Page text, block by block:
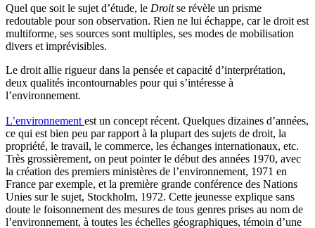
Quel que soit le sujet d’étude, le Droitse révèle un prisme
redoutable pour son observation. Rien ne lui échappe, car le droit est
multiforme, ses sources sont multiples, ses modes de mobilisation
divers et imprévisibles.
Le droit allie rigueur dans la pensée et capacité d’interprétation,
deux qualités incontournables pour qui s’intéresse à
l’environnement.
L’environnement est un concept récent. Quelques dizaines d’années,
ce qui est bien peu par rapport à la plupart des sujets de droit, la
propriété, le travail, le commerce, les échanges internationaux, etc.
Très grossièrement, on peut pointer le début des années 1970, avec
la création des premiers ministères de l’environnement, 1971 en
France par exemple, et la première grande conférence des Nations
Unies sur le sujet, Stockholm, 1972. Cette jeunesse explique sans
doute le foisonnement des mesures de tous genres prises au nom de
l’environnement, à toutes les échelles géographiques, témoin d’une